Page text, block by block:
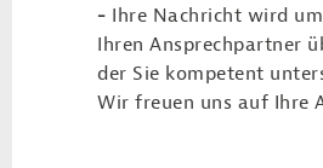
- Ihre Nachricht wird
Ihren Ansprechpartner
der Sie kompetent
Wir freuen uns auf Ihre